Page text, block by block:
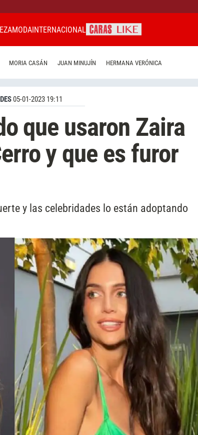
MODAINTERNACIONAL
MORIA CASÁN JUAN MINUJÍN HERMANA VERÓNICA
05-01-2023 19:11
que usaron Zaira
y que es furor
y las celebridades lo están adoptando